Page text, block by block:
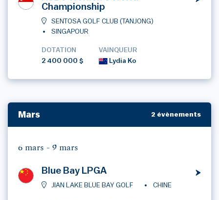
Championship
SENTOSA GOLF CLUB (TANJONG)
SINGAPOUR
DOTATION
2 400 000 $
VAINQUEUR
Lydia Ko
Mars 2 évènements
6 mars - 9 mars
Blue Bay LPGA
JIAN LAKE BLUE BAY GOLF CHINE